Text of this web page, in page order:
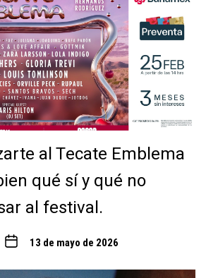
al Tecate Emblema
qué sí y qué no
al festival.
13 de mayo de 2026